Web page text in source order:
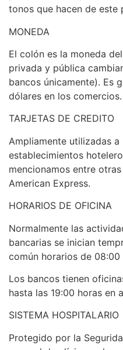
tonos que hacen de este
MONEDA
El colón es la moneda
privada y pública
bancos únicamente). Es
dólares en los comercios.
TARJETAS DE CREDITO
Ampliamente utilizadas
establecimientos
mencionamos entre
American Express.
HORARIOS DE OFICINA
Normalmente las
bancarias se inician
común horarios de 08:00
Los bancos tienen
hasta las 19:00 horas en
SISTEMA HOSPITALARIO
Protegido por la